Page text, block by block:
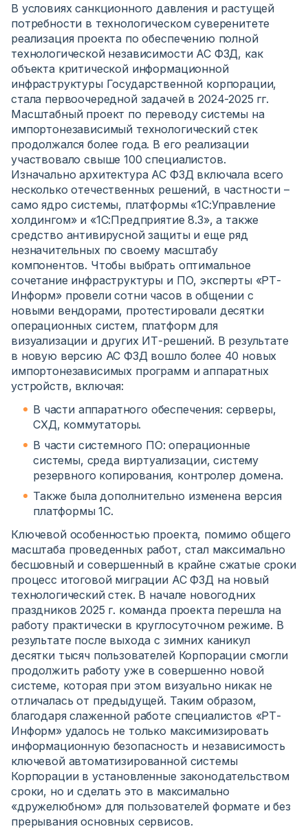
В условиях санкционного давления и растущей
потребности в технологическом суверенитете
реализация проекта по обеспечению полной
технологической независимости АС ФЗД, как
объекта критической информационной
инфраструктуры Государственной корпорации,
стала первоочередной задачей в 2024-2025 гг.
Масштабный проект по переводу системы на
импортонезависимый технологический стек
продолжался более года. В его реализации
участвовало свыше 100 специалистов.
Изначально архитектура АС ФЗД включала всего
несколько отечественных решений, в частности –
само ядро системы, платформы «1С:Управление
холдингом» и «1С:Предприятие 8.3», а также
средство антивирусной защиты и еще ряд
незначительных по своему масштабу
компонентов. Чтобы выбрать оптимальное
сочетание инфраструктуры и ПО, эксперты «РТ-
Информ» провели сотни часов в общении с
новыми вендорами, протестировали десятки
операционных систем, платформ для
визуализации и других ИТ-решений. В результате
в новую версию АС ФЗД вошло более 40 новых
импортонезависимых программ и аппаратных
устройств, включая:
В части аппаратного обеспечения: серверы,
СХД, коммутаторы.
В части системного ПО: операционные
системы, среда виртуализации, систему
резервного копирования, контролер домена.
Также была дополнительно изменена версия
платформы 1С.
Ключевой особенностью проекта, помимо общего
масштаба проведенных работ, стал максимально
бесшовный и совершенный в крайне сжатые сроки
процесс итоговой миграции АС ФЗД на новый
технологический стек. В начале новогодних
праздников 2025 г. команда проекта перешла на
работу практически в круглосуточном режиме. В
результате после выхода с зимних каникул
десятки тысяч пользователей Корпорации смогли
продолжить работу уже в совершенно новой
системе, которая при этом визуально никак не
отличалась от предыдущей. Таким образом,
благодаря слаженной работе специалистов «РТ-
Информ» удалось не только максимизировать
информационную безопасность и независимость
ключевой автоматизированной системы
Корпорации в установленные законодательством
сроки, но и сделать это в максимально
«дружелюбном» для пользователей формате и без
прерывания основных сервисов.